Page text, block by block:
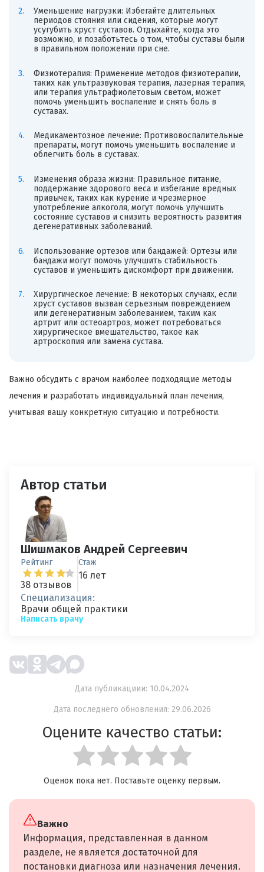
Уменьшение нагрузки: Избегайте длительных
периодов стояния или сидения, которые могут
усугубить хруст суставов. Отдыхайте, когда это
возможно, и позаботьтесь о том, чтобы суставы были
в правильном положении при сне.
Физиотерапия: Применение методов физиотерапии,
таких как ультразвуковая терапия, лазерная терапия,
или терапия ультрафиолетовым светом, может
помочь уменьшить воспаление и снять боль в
суставах.
Медикаментозное лечение: Противовоспалительные
препараты, могут помочь уменьшить воспаление и
облегчить боль в суставах.
Изменения образа жизни: Правильное питание,
поддержание здорового веса и избегание вредных
привычек, таких как курение и чрезмерное
употребление алкоголя, могут помочь улучшить
состояние суставов и снизить вероятность развития
дегенеративных заболеваний.
Использование ортезов или бандажей: Ортезы или
бандажи могут помочь улучшить стабильность
суставов и уменьшить дискомфорт при движении.
Хирургическое лечение: В некоторых случаях, если
хруст суставов вызван серьезным повреждением
или дегенеративным заболеванием, таким как
артрит или остеоартроз, может потребоваться
хирургическое вмешательство, такое как
артроскопия или замена сустава.
Важно обсудить с врачом наиболее подходящие методы
лечения и разработать индивидуальный план лечения,
учитывая вашу конкретную ситуацию и потребности.
Автор статьи
Шишмаков Андрей Сергеевич
Рейтинг
38 отзывов
Стаж
16 лет
Специализация:
Врачи общей практики
Написать врачу
Дата публикациии: 10.04.2024
Дата последнего обновления: 29.06.2026
Оцените качество статьи:
Оценок пока нет. Поставьте оценку первым.
Важно
Информация, представленная в данном
разделе, не является достаточной для
постановки диагноза или назначения лечения.